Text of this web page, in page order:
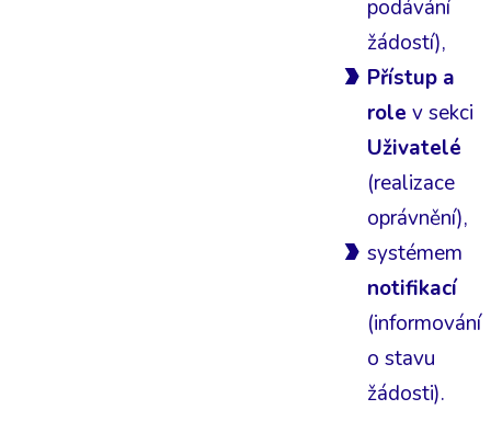
podávání
žádostí),
Přístup a
role v sekci
Uživatelé
(realizace
oprávnění),
systémem
notifikací
(informování
o stavu
žádosti).